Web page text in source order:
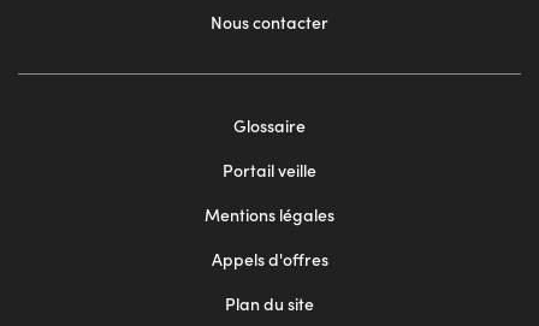
Nous contacter
Glossaire
Portail veille
Mentions légales
Appels d'offres
Plan du site